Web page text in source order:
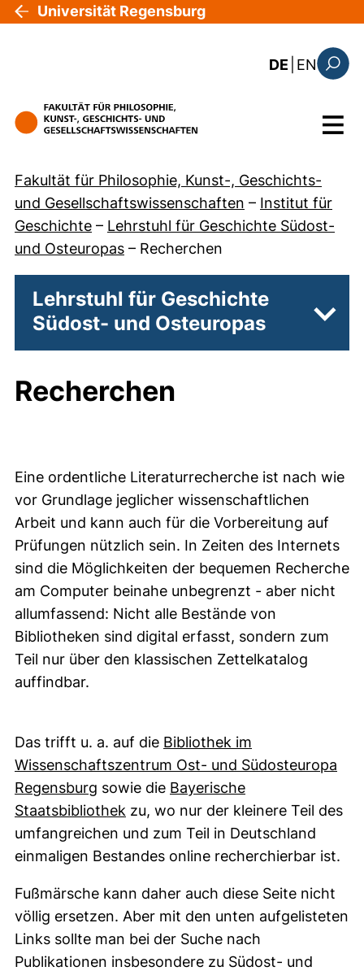
Direkt zum Inhalt
Universität Regensburg
DE EN: the
Menü
Fakultät für Philosophie, Kunst-, Geschichts-
und Gesellschaftswissenschaften – Institut für
Geschichte – Lehrstuhl für Geschichte Südost-
und Osteuropas – Recherchen
Lehrstuhl für Geschichte
Südost- und Osteuropas
Recherchen
Eine ordentliche Literaturrecherche ist nach wie
vor Grundlage jeglicher wissenschaftlichen
Arbeit und kann auch für die Vorbereitung auf
Prüfungen nützlich sein. In Zeiten des Internets
sind die Möglichkeiten der bequemen Recherche
am Computer beinahe unbegrenzt - aber nicht
allumfassend: Nicht alle Bestände von
Bibliotheken sind digital erfasst, sondern zum
Teil nur über den klassischen Zettelkatalog
auffindbar.
Das trifft u. a. auf die Bibliothek im
Wissenschaftszentrum Ost- und Südosteuropa
Regensburg (externer Link, öffnet neues Fenster)
sowie die Bayerische
Staatsbibliothek (externer Link, öffnet neues
zu, wo nur der kleinere Teil des
umfangreichen und zum Teil in Deutschland
einmaligen Bestandes online recherchierbar ist.
Fußmärsche kann daher auch diese Seite nicht
völlig ersetzen. Aber mit den unten aufgelisteten
Links sollte man bei der Suche nach
Publikationen insbesondere zu Südost- und